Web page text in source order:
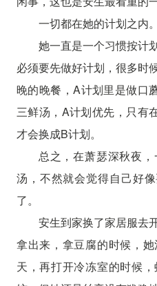
一切都在她的计划之内。
她一直是一个习惯按计
必须要先做好计划，很多时
晚的晚餐，A计划里是做口
三鲜汤，A计划优先，只有
才会换成B计划。
总之，在萧瑟深秋夜
汤，不然就会觉得自己好
了。
安生到家换了家居服去
拿出来，拿豆腐的时候，
天，再打开冷冻室的时候